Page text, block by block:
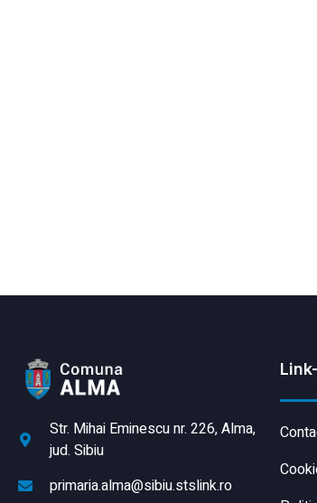
Str. Mihai Eminescu nr. 226, Alma,
jud. Sibiu
primaria.alma@sibiu.stslink.ro